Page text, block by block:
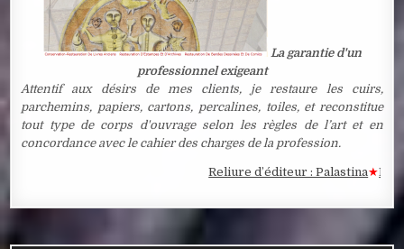
La garantie d'un
professionnel exigeant
Attentif aux désirs de mes clients, je restaure les cuirs,
parchemins, papiers, cartons, percalines, toiles, et reconstitue
tout type de corps d'ouvrage selon les règles de l’art et en
concordance avec le cahier des charges de la profession.
Reliure d’éditeur : Palastina★